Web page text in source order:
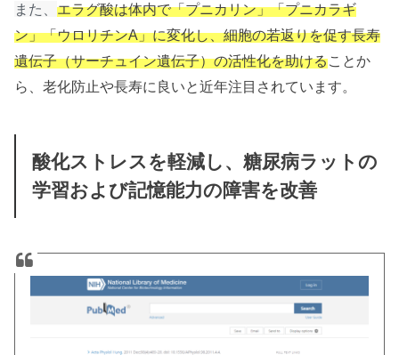
また、エラグ酸は体内で「プニカリン」「プニカラギ
ン」「ウロリチンA」に変化し、細胞の若返りを促す長寿
遺伝子（サーチュイン遺伝子）の活性化を助けることか
ら、老化防止や長寿に良いと近年注目されています。
酸化ストレスを軽減し、糖尿病ラットの
学習および記憶能力の障害を改善